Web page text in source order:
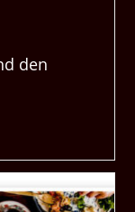
den